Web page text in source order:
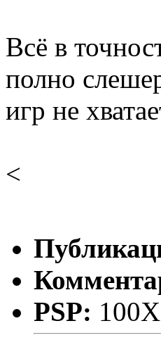
Всё в
полно
игр не
<
PSP: 100X